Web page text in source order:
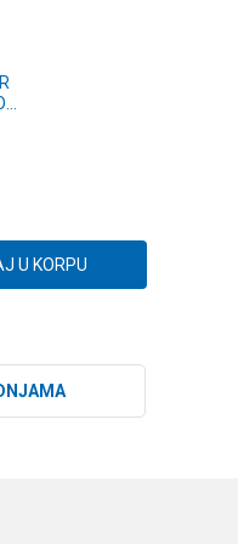
U KORPU